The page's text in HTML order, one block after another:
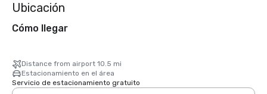
Ubicación
Cómo llegar
Distance from airport 10.5 mi
Estacionamiento en el área
Servicio de estacionamiento gratuito